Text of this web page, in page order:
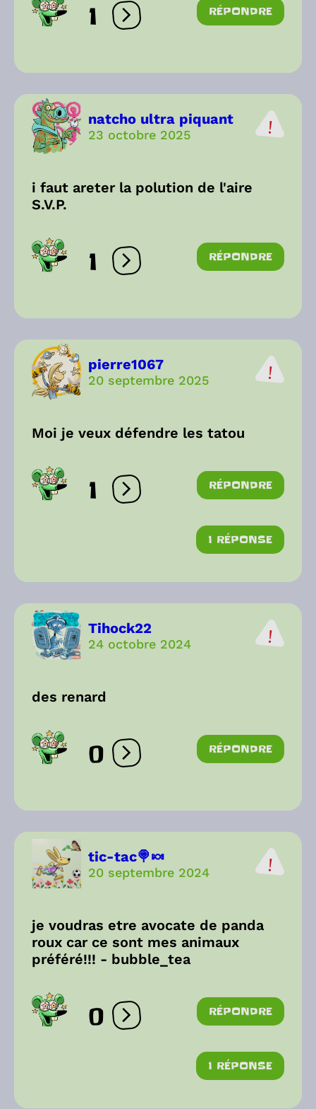
1 Ouvrir les réactions
RÉPONDRE
natcho ultra piquant
23 octobre 2025
i faut areter la polution de l'aire
S.V.P.
1 Ouvrir les réactions
RÉPONDRE
pierre1067
20 septembre 2025
Moi je veux défendre les tatou
1 Ouvrir les réactions
RÉPONDRE
1 RÉPONSE
Tihock22
24 octobre 2024
des renard
0 Ouvrir les réactions
RÉPONDRE
tic-tac🍭🍬
20 septembre 2024
je voudras etre avocate de panda
roux car ce sont mes animaux
préféré!!! - bubble_tea
0 Ouvrir les réactions
RÉPONDRE
1 RÉPONSE